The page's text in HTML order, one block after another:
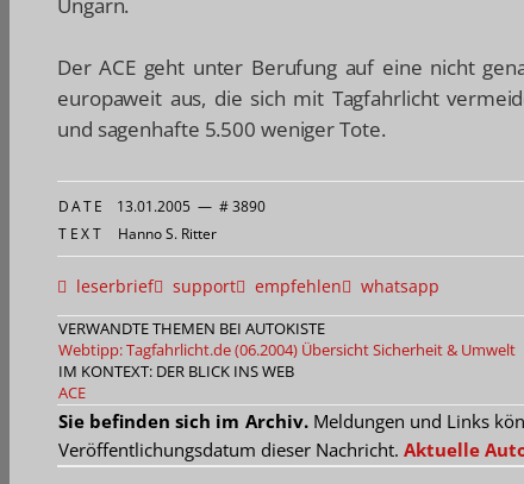
Ungarn.
Der ACE geht unter Berufung auf eine nicht
europaweit aus, die sich mit Tagfahrlicht
und sagenhafte 5.500 weniger Tote.
DATE 13.01.2005 — # 3890
TEXT Hanno S. Ritter
leserbrief support empfehlen whatsapp
VERWANDTE THEMEN BEI AUTOKISTE
Webtipp: Tagfahrlicht.de (06.2004) Übersicht Sicherheit & Umwelt
IM KONTEXT: DER BLICK INS WEB
ACE
Sie befinden sich im Archiv.Meldungen und Links
Veröffentlichungsdatum dieser Nachricht. Aktuelle